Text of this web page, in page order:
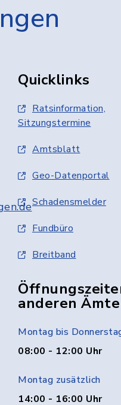
Quicklinks
Ratsinformation,
Sitzungstermine
Amtsblatt
Geo-Datenportal
Schadensmelder
Fundbüro
Breitband
anderen
Montag bis
08:00 - 12:00 Uhr
Montag zusätzlich
14:00 - 16:00 Uhr